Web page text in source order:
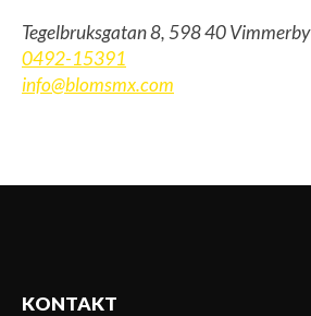
Tegelbruksgatan 8, 598 40 Vimmerby
0492-15391
info@blomsmx.com
KONTAKT